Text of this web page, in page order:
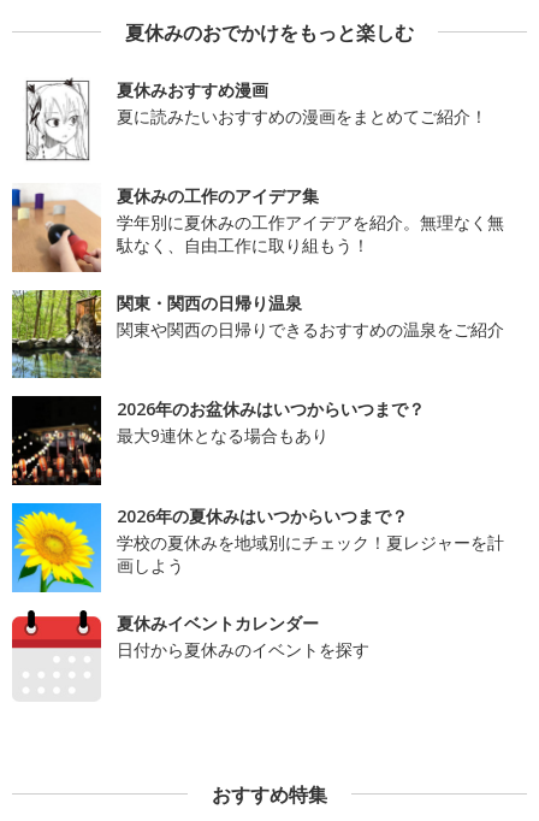
夏休みのおでかけをもっと楽しむ
夏休みおすすめ漫画
夏に読みたいおすすめの漫画をまとめてご紹介！
夏休みの工作のアイデア集
学年別に夏休みの工作アイデアを紹介。無理なく無
駄なく、自由工作に取り組もう！
関東・関西の日帰り温泉
関東や関西の日帰りできるおすすめの温泉をご紹介
2026年のお盆休みはいつからいつまで？
最大9連休となる場合もあり
2026年の夏休みはいつからいつまで？
学校の夏休みを地域別にチェック！夏レジャーを計
画しよう
夏休みイベントカレンダー
日付から夏休みのイベントを探す
おすすめ特集